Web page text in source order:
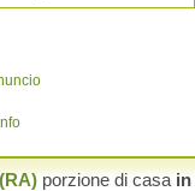
porzione di casa in